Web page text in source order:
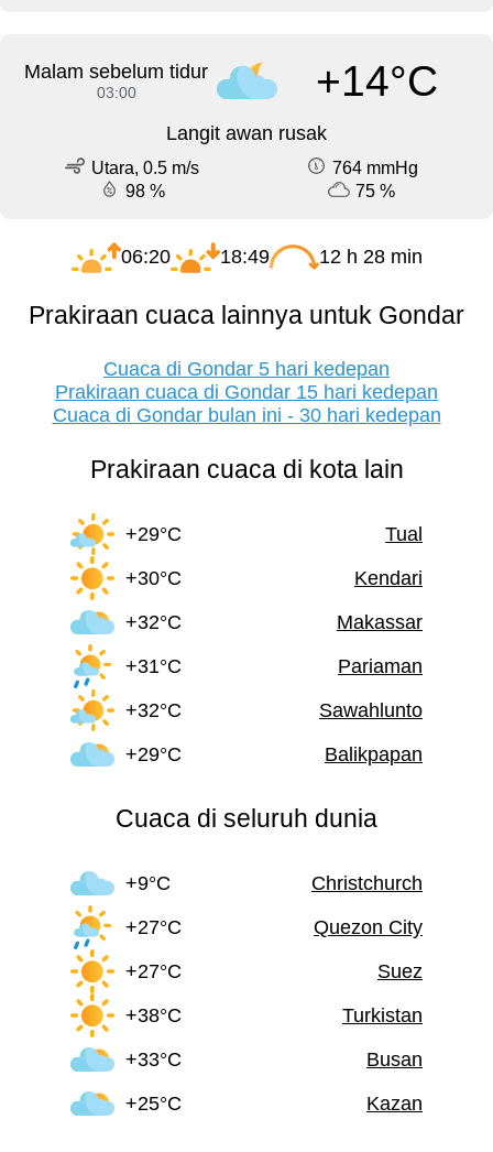
Malam sebelum tidur
03:00 +14°C
Langit awan rusak
Utara, 0.5 m/s
764 mmHg
98 %
75 %
06:20 18:49 12 h 28 min
Prakiraan cuaca lainnya untuk Gondar
Cuaca di Gondar 5 hari kedepan
Prakiraan cuaca di Gondar 15 hari kedepan
Cuaca di Gondar bulan ini - 30 hari kedepan
Prakiraan cuaca di kota lain
+29°C
Tual
+30°C
Kendari
+32°C
Makassar
+31°C
Pariaman
+32°C
Sawahlunto
+29°C
Balikpapan
Cuaca di seluruh dunia
+9°C
Christchurch
+27°C
Quezon City
+27°C
Suez
+38°C
Turkistan
+33°C
Busan
+25°C
Kazan